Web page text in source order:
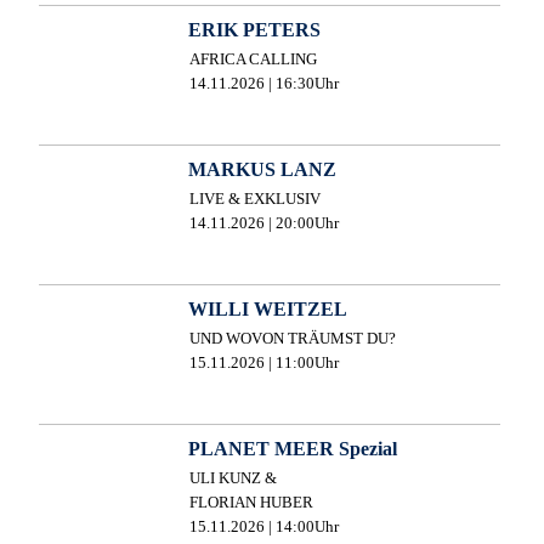
ERIK PETERS
AFRICA CALLING
14.11.2026 | 16:30Uhr
MARKUS LANZ
LIVE & EXKLUSIV
14.11.2026 | 20:00Uhr
WILLI WEITZEL
UND WOVON TRÄUMST DU?
15.11.2026 | 11:00Uhr
PLANET MEER Spezial
ULI KUNZ &
FLORIAN HUBER
15.11.2026 | 14:00Uhr